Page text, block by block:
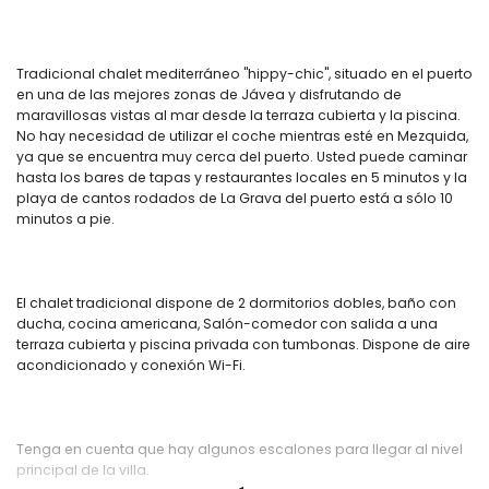
Tradicional chalet mediterráneo "hippy-chic", situado en el puerto
en una de las mejores zonas de Jávea y disfrutando de
maravillosas vistas al mar desde la terraza cubierta y la piscina.
No hay necesidad de utilizar el coche mientras esté en Mezquida,
ya que se encuentra muy cerca del puerto. Usted puede caminar
hasta los bares de tapas y restaurantes locales en 5 minutos y la
playa de cantos rodados de La Grava del puerto está a sólo 10
minutos a pie.
El chalet tradicional dispone de 2 dormitorios dobles, baño con
ducha, cocina americana, Salón-comedor con salida a una
terraza cubierta y piscina privada con tumbonas. Dispone de aire
acondicionado y conexión Wi-Fi.
Tenga en cuenta que hay algunos escalones para llegar al nivel
principal de la villa.